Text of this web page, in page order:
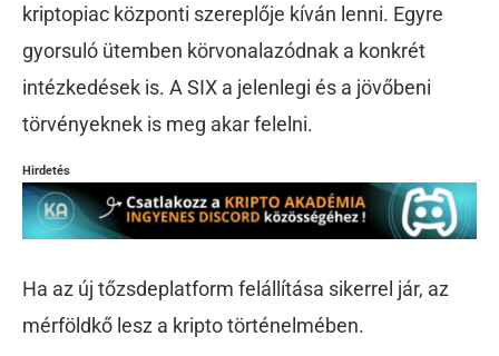
kriptopiac központi szereplője kíván lenni. Egyre
gyorsuló ütemben körvonalazódnak a konkrét
intézkedések is. A SIX a jelenlegi és a jövőbeni
törvényeknek is meg akar felelni.
Hirdetés
Ha az új tőzsdeplatform felállítása sikerrel jár, az
mérföldkő lesz a kripto történelmében.